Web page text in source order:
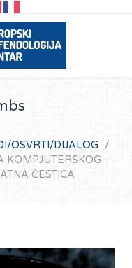
OSVRTI/DIJALOG
KOMPJUTERSKOG
ČESTICA